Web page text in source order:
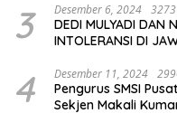
3 Desember 6, 2024
DEDI MULYADI DAN
INTOLERANSI DI
4 Desember 11, 2024
Pengurus SMSI
Sekjen Makali